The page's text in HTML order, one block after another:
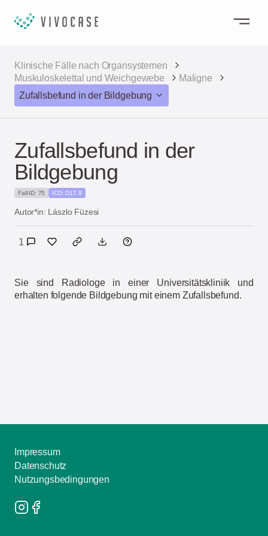
Klinische Fälle nach Organsystemen
Muskuloskelettal und Weichgewebe
Maligne
Zufallsbefund in der Bildgebung
Zufallsbefund in der
Bildgebung
Fall-ID: 75 ICD: D17.9
Autor*in: Lászlo Füzesi
1
Sie sind Radiologe in einer Universitätskliniik und
erhalten folgende Bildgebung mit einem Zufallsbefund.
Impressum
Datenschutz
Nutzungsbedingungen